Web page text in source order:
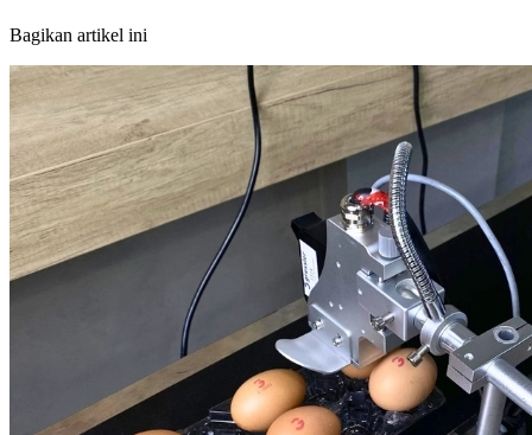
Bagikan artikel ini